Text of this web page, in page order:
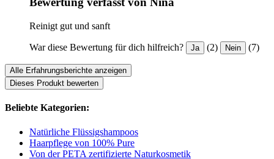
Reinigt gut und sanft
War diese Bewertung für dich hilfreich? Ja (2) Nein (7)
Alle Erfahrungsberichte anzeigen
Dieses Produkt bewerten
Beliebte Kategorien:
Natürliche Flüssigshampoos
Haarpflege von 100% Pure
Von der PETA zertifizierte Naturkosmetik